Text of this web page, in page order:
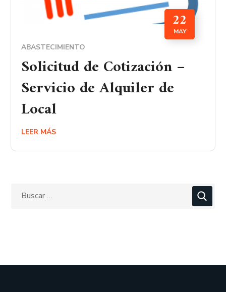
22
MAY
ABASTECIMIENTO
Solicitud de Cotización –
Servicio de Alquiler de
Local
LEER MÁS